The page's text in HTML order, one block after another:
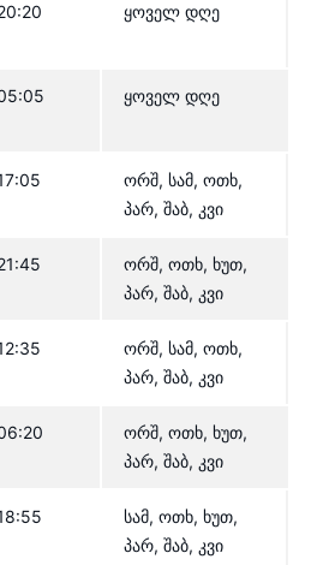
ყოველ დღე
ყოველ დღე
ორშ, სამ, ოთხ,
პარ, შაბ, კვი
ორშ, ოთხ, ხუთ,
პარ, შაბ, კვი
ორშ, სამ, ოთხ,
პარ, შაბ, კვი
ორშ, ოთხ, ხუთ,
პარ, შაბ, კვი
სამ, ოთხ, ხუთ,
პარ, შაბ, კვი